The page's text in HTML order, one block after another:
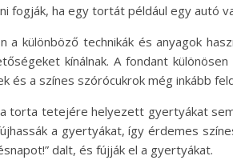
fogják, ha egy tortát például egy autó
a különböző technikák és anyagok
kínálnak. A fondant
és a színes szórócukrok még inkább
torta tetejére helyezett gyertyákat
a gyertyákat, így érdemes
dalt, és fújják el a gyertyákat.